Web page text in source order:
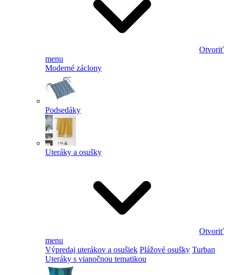
Otvoriť
menu
Moderné záclony
Podsedáky
Uteráky a osušky
Otvoriť
menu
Výpredaj uterákov a osušiek Plážové osušky Turban
Uteráky s vianočnou tematikou